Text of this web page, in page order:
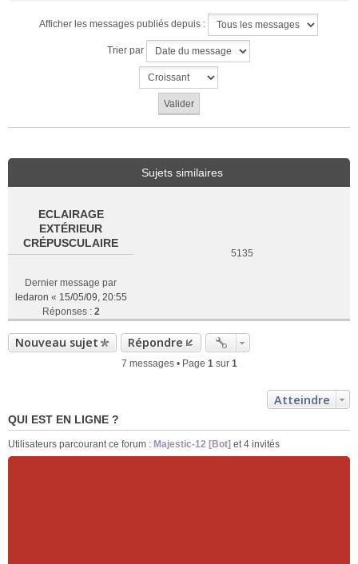
Afficher les messages publiés depuis :
Trier par
Sujets similaires
ECLAIRAGE
EXTÉRIEUR
CRÉPUSCULAIRE
Dernier message par
ledaron « 15/05/09, 20:55
Réponses : 2
5135
Nouveau sujet Répondre
7 messages • Page 1sur 1
Atteindre
QUI EST EN LIGNE ?
Utilisateurs parcourant ce forum : Majestic-12 [Bot] et 4 invités